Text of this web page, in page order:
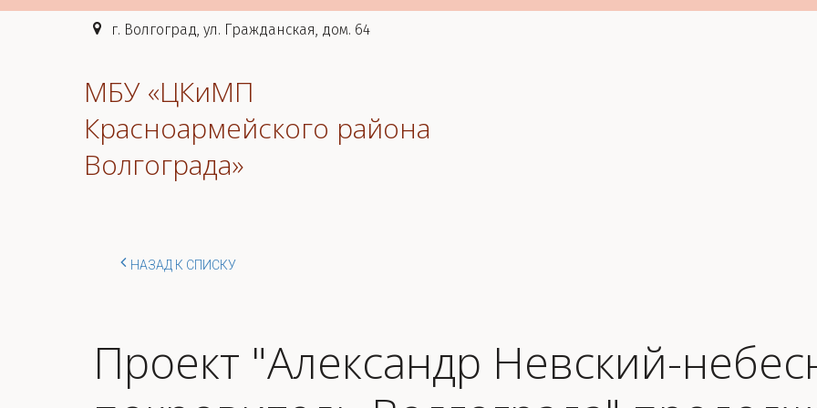
г. Волгоград, ул. Гражданская, дом. 64
МБУ «ЦКиМП
Красноармейского района
Волгограда»
НАЗАД К СПИСКУ
Проект "Александр Невский-